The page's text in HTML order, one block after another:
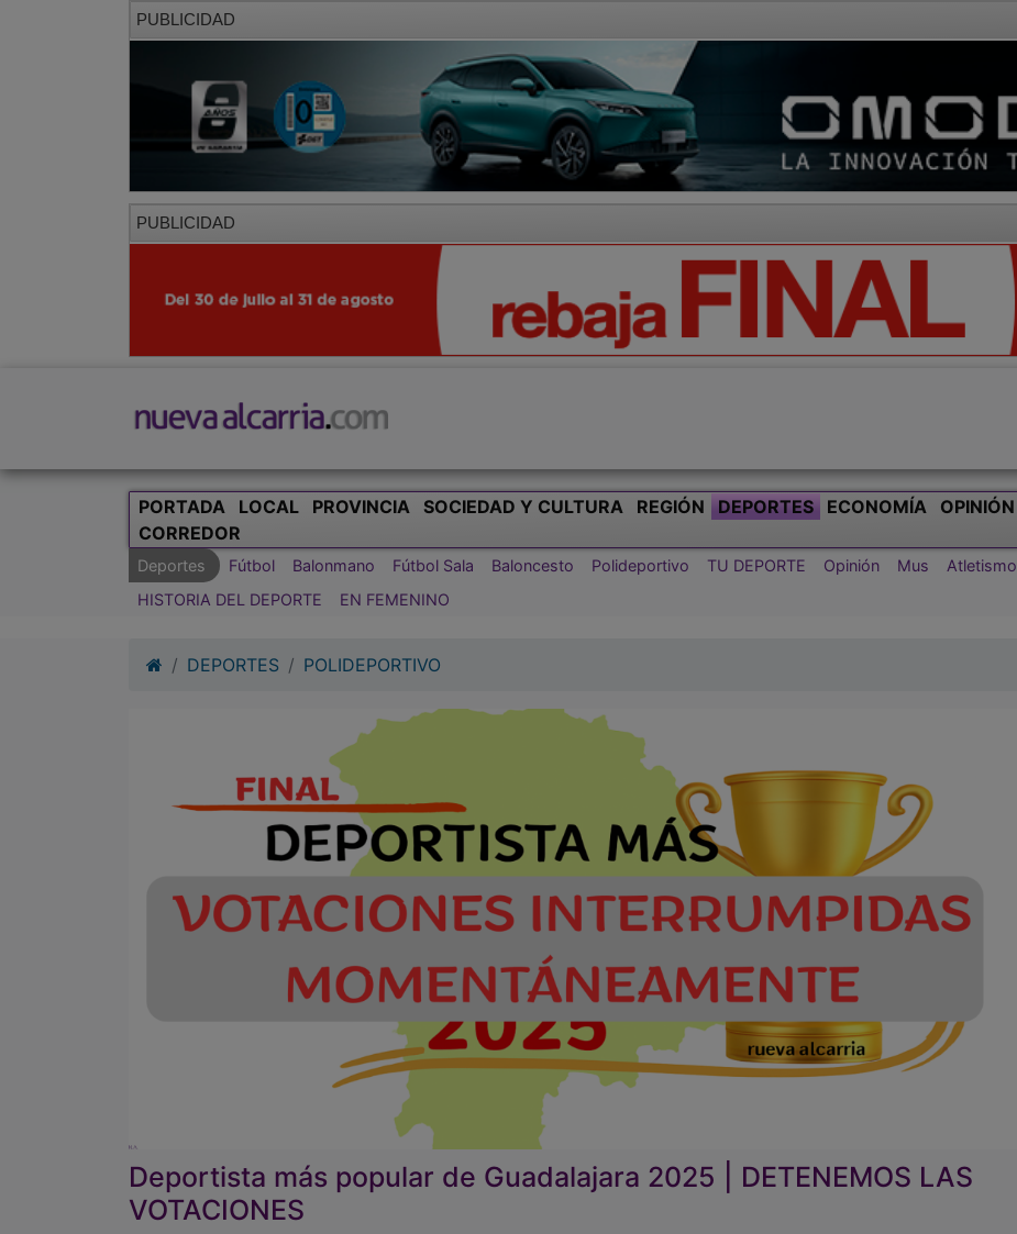
PUBLICIDAD
PUBLICIDAD
PORTADA LOCAL PROVINCIA SOCIEDAD Y CULTURA REGIÓN DEPORTES ECONOMÍA OPINIÓN
CORREDOR
Deportes Fútbol Balonmano Fútbol Sala Baloncesto Polideportivo TU DEPORTE Opinión Mus
Atletismo
HISTORIA DEL DEPORTE
EN FEMENINO
DEPORTES POLIDEPORTIVO
Deportista más popular de Guadalajara 2025 | DETENEMOS LAS
VOTACIONES